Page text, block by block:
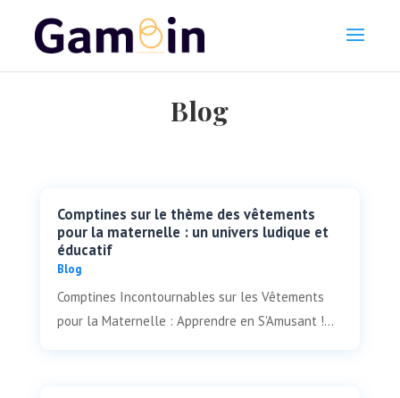
Blog
Comptines sur le thème des vêtements
pour la maternelle : un univers ludique et
éducatif
Blog
Comptines Incontournables sur les Vêtements
pour la Maternelle : Apprendre en S'Amusant !...